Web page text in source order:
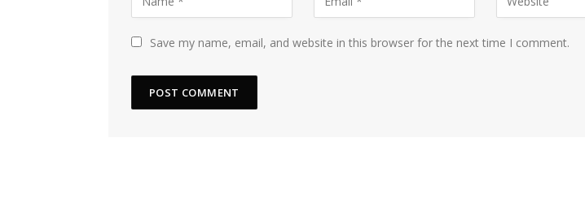
Save my name, email, and website in this browser for the next time I comment.